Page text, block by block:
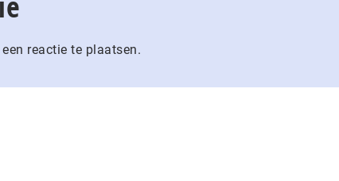
reactie te plaatsen.